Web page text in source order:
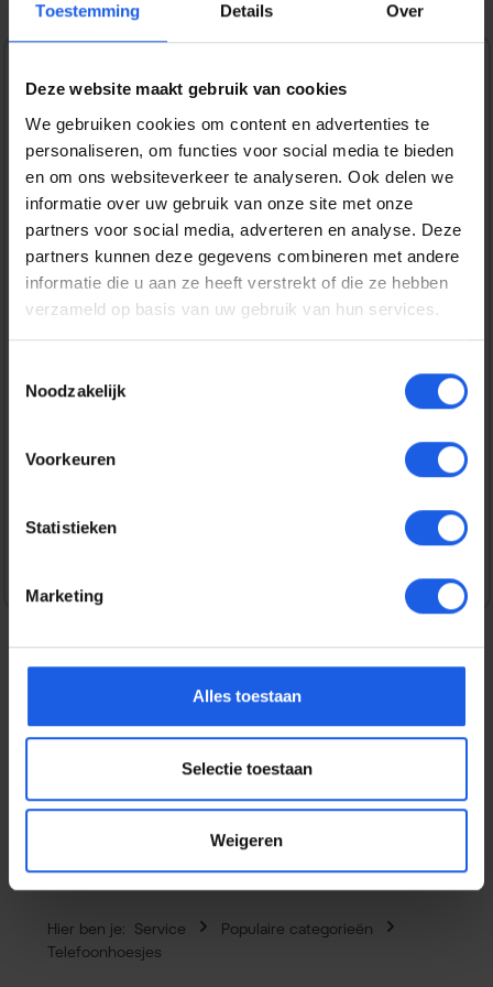
Toestemming Details Over
Deze website maakt gebruik van cookies
We gebruiken cookies om content en advertenties te
personaliseren, om functies voor social media te bieden
en om ons websiteverkeer te analyseren. Ook delen we
informatie over uw gebruik van onze site met onze
partners voor social media, adverteren en analyse. Deze
partners kunnen deze gegevens combineren met andere
informatie die u aan ze heeft verstrekt of die ze hebben
verzameld op basis van uw gebruik van hun services.
Noodzakelijk
Voorkeuren
Statistieken
Marketing
Alles toestaan
Selectie toestaan
Weigeren
1-2-3 deal
Normale prijs:
€ 44,99
Prijzen incl. BTW en excl. verzendkosten
Bestel nu
Productnummer:
IOSIDVLCMS-I2561P-579
EAN:
7340225436684
iDeal of Sweden
Veilig en snel betalen
De Vegan Leather Case MagSafe iPhone 17 Pro Timeless
Leo geeft je telefoon een opvallende en trendy uitstraling.
Hier ben je: Service
Populaire categorieën
Telefoonhoesjes